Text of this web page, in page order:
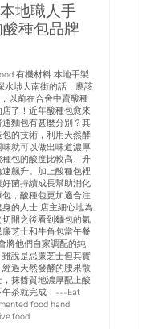
地職人手
種包品牌
有機材料 本地手製
水埗大南街的話，應該
以前在合舍中賣酸種
了！近年酸種包愈來
麵包有甚麼分別？其
的技術，利用天然酵
就可以做出味道濃厚
包的酸度比較高、升
飆升。加上酸種包裡
菌持續成長幫助消化
，酸種包更加適合注
的人士 店主細心地為
開之後看到麵包的氣
芝士和牛角包當午餐
將他們自家調配的純
說是忌廉芝士但其實
過天然發酵的腰果散
抹醬質地濃厚配上酸
午茶就完成！---Eat
food hand